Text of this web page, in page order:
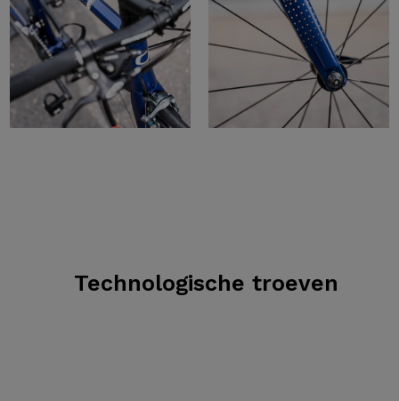
Technologische troeven